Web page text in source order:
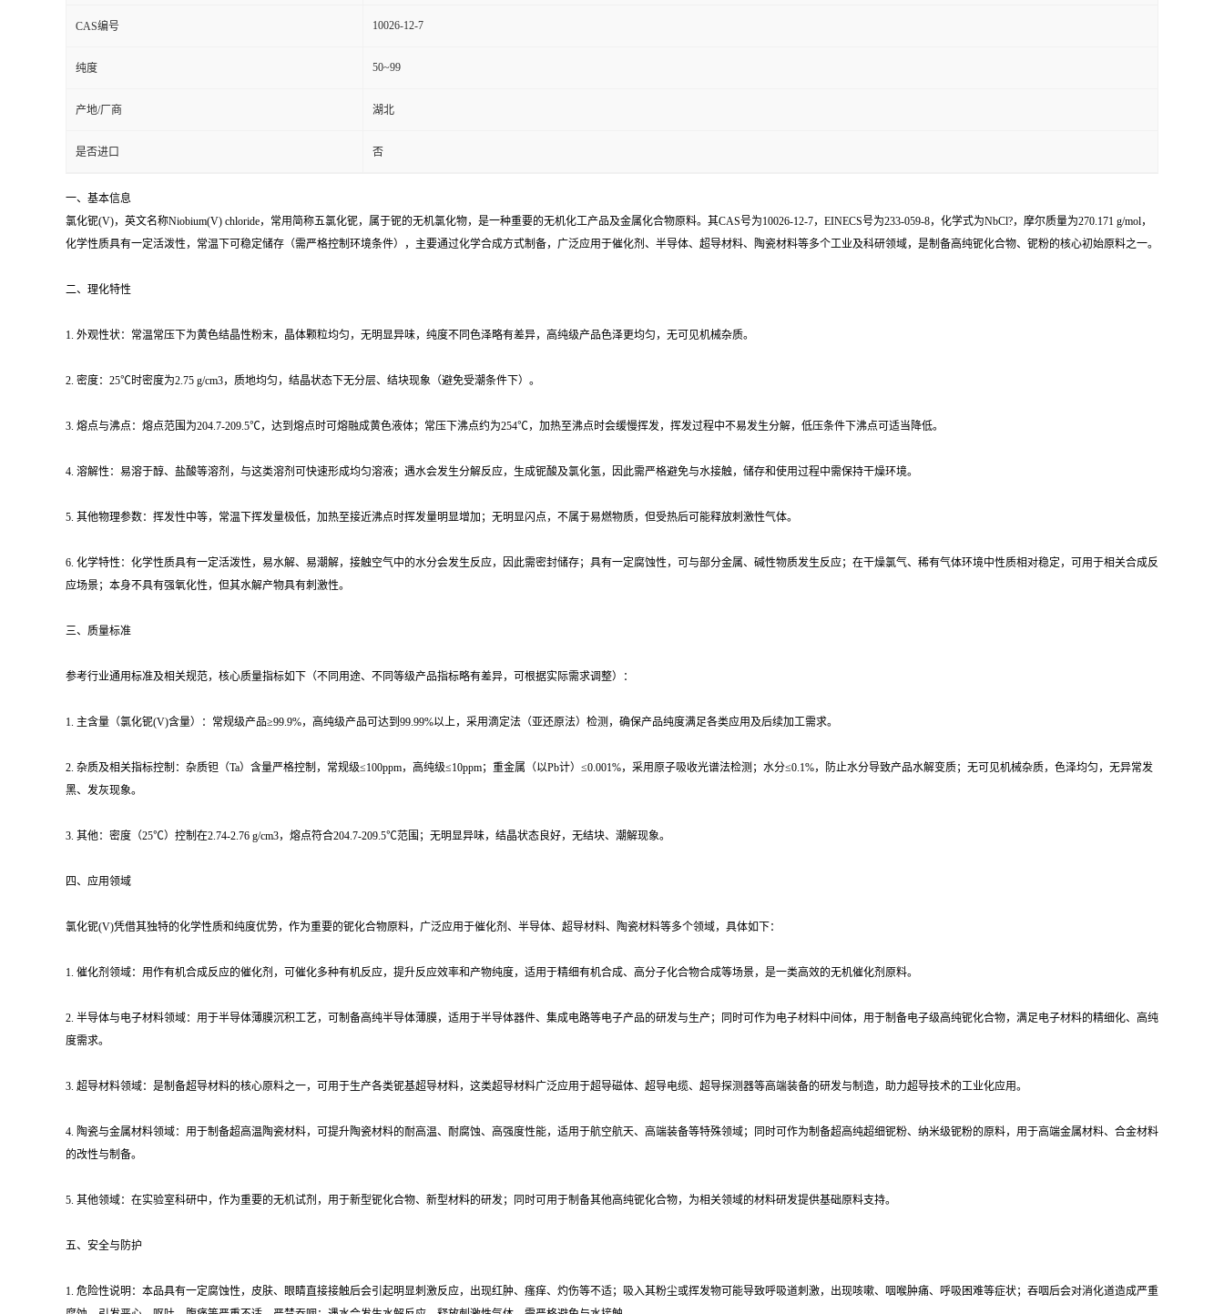
CAS编号 10026-12-7
纯度 50~99
产地/厂商 湖北
是否进口 否
一、基本信息
氯化铌(V)，英文名称Niobium(V) chloride，常用简称五氯化铌，属于铌的无机氯化物，是一种重要的无机化工产品及金属化合物原料。其CAS号为10026-12-7，EINECS号为233-059-8，化学式为NbCl?，摩尔质量为270.171 g/mol，
化学性质具有一定活泼性，常温下可稳定储存（需严格控制环境条件），主要通过化学合成方式制备，广泛应用于催化剂、半导体、超导材料、陶瓷材料等多个工业及科研领域，是制备高纯铌化合物、铌粉的核心初始原料之一。
二、理化特性
1. 外观性状：常温常压下为黄色结晶性粉末，晶体颗粒均匀，无明显异味，纯度不同色泽略有差异，高纯级产品色泽更均匀，无可见机械杂质。
2. 密度：25℃时密度为2.75 g/cm3，质地均匀，结晶状态下无分层、结块现象（避免受潮条件下）。
3. 熔点与沸点：熔点范围为204.7-209.5℃，达到熔点时可熔融成黄色液体；常压下沸点约为254℃，加热至沸点时会缓慢挥发，挥发过程中不易发生分解，低压条件下沸点可适当降低。
4. 溶解性：易溶于醇、盐酸等溶剂，与这类溶剂可快速形成均匀溶液；遇水会发生分解反应，生成铌酸及氯化氢，因此需严格避免与水接触，储存和使用过程中需保持干燥环境。
5. 其他物理参数：挥发性中等，常温下挥发量极低，加热至接近沸点时挥发量明显增加；无明显闪点，不属于易燃物质，但受热后可能释放刺激性气体。
6. 化学特性：化学性质具有一定活泼性，易水解、易潮解，接触空气中的水分会发生反应，因此需密封储存；具有一定腐蚀性，可与部分金属、碱性物质发生反应；在干燥氯气、稀有气体环境中性质相对稳定，可用于相关合成反
应场景；本身不具有强氧化性，但其水解产物具有刺激性。
三、质量标准
参考行业通用标准及相关规范，核心质量指标如下（不同用途、不同等级产品指标略有差异，可根据实际需求调整）：
1. 主含量（氯化铌(V)含量）：常规级产品≥99.9%，高纯级产品可达到99.99%以上，采用滴定法（亚还原法）检测，确保产品纯度满足各类应用及后续加工需求。
2. 杂质及相关指标控制：杂质钽（Ta）含量严格控制，常规级≤100ppm，高纯级≤10ppm；重金属（以Pb计）≤0.001%，采用原子吸收光谱法检测；水分≤0.1%，防止水分导致产品水解变质；无可见机械杂质，色泽均匀，无异常发
黑、发灰现象。
3. 其他：密度（25℃）控制在2.74-2.76 g/cm3，熔点符合204.7-209.5℃范围；无明显异味，结晶状态良好，无结块、潮解现象。
四、应用领域
氯化铌(V)凭借其独特的化学性质和纯度优势，作为重要的铌化合物原料，广泛应用于催化剂、半导体、超导材料、陶瓷材料等多个领域，具体如下：
1. 催化剂领域：用作有机合成反应的催化剂，可催化多种有机反应，提升反应效率和产物纯度，适用于精细有机合成、高分子化合物合成等场景，是一类高效的无机催化剂原料。
2. 半导体与电子材料领域：用于半导体薄膜沉积工艺，可制备高纯半导体薄膜，适用于半导体器件、集成电路等电子产品的研发与生产；同时可作为电子材料中间体，用于制备电子级高纯铌化合物，满足电子材料的精细化、高纯
度需求。
3. 超导材料领域：是制备超导材料的核心原料之一，可用于生产各类铌基超导材料，这类超导材料广泛应用于超导磁体、超导电缆、超导探测器等高端装备的研发与制造，助力超导技术的工业化应用。
4. 陶瓷与金属材料领域：用于制备超高温陶瓷材料，可提升陶瓷材料的耐高温、耐腐蚀、高强度性能，适用于航空航天、高端装备等特殊领域；同时可作为制备超高纯超细铌粉、纳米级铌粉的原料，用于高端金属材料、合金材料
的改性与制备。
5. 其他领域：在实验室科研中，作为重要的无机试剂，用于新型铌化合物、新型材料的研发；同时可用于制备其他高纯铌化合物，为相关领域的材料研发提供基础原料支持。
五、安全与防护
1. 危险性说明：本品具有一定腐蚀性，皮肤、眼睛直接接触后会引起明显刺激反应，出现红肿、瘙痒、灼伤等不适；吸入其粉尘或挥发物可能导致呼吸道刺激，出现咳嗽、咽喉肿痛、呼吸困难等症状；吞咽后会对消化道造成严重